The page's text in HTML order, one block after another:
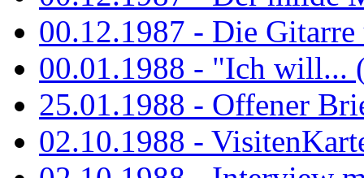
00.12.1987 - Die Gitarre
00.01.1988 - "Ich will...
25.01.1988 - Offener
02.10.1988 -